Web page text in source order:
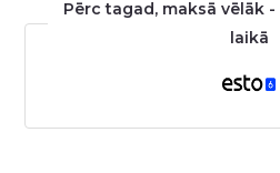
Pērc tagad, maksā vēlāk
laikā